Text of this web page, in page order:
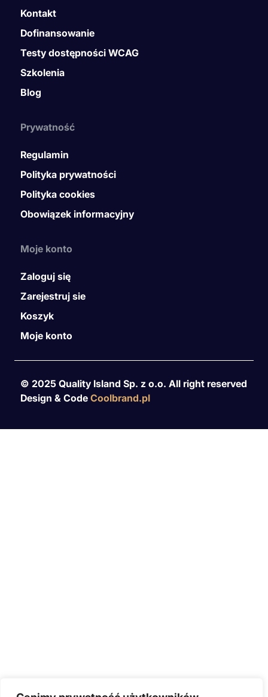
Kontakt
Dofinansowanie
Testy dostępności WCAG
Szkolenia
Blog
Prywatność
Regulamin
Polityka prywatności
Polityka cookies
Obowiązek informacyjny
Moje konto
Zaloguj się
Zarejestruj sie
Koszyk
Moje konto
© 2025 Quality Island Sp. z o.o. All right reserved
Design & Code Coolbrand.pl